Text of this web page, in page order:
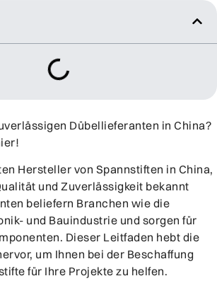
Dübellieferanten in China?
Hersteller von Spannstiften in China,
und Zuverlässigkeit bekannt
beliefern Branchen wie die
und Bauindustrie und sorgen für
Dieser Leitfaden hebt die
um Ihnen bei der Beschaffung
für Ihre Projekte zu helfen.